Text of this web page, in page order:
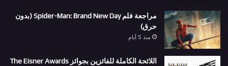
مراجعة فلم Spider-Man: Brand New Day (بدون
حرق)
منذ 5 أيام
اللائحة الكاملة للفائزين بجوائز The Eisner Awards